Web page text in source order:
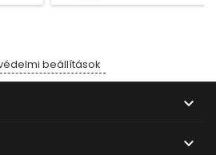
beállítások

